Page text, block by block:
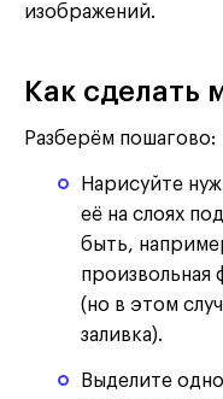
изображений.
Как сделать
Разберём пошагово:
Нарисуйте
её на слоях
быть,
произвольная
(но в этом
заливка).
Выделите